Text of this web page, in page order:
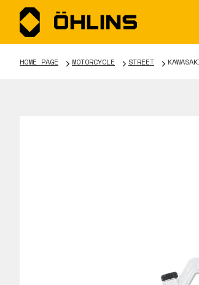
HOME PAGE MOTORCYCLE STREET